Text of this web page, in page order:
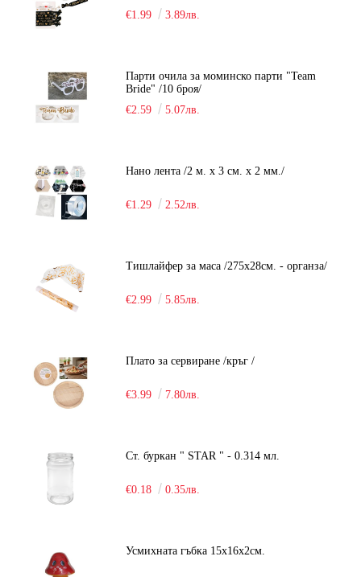
€1.99 3.89лв.
Парти очила за моминско парти "Team
Bride" /10 броя/
€2.59
5.07лв.
Нано лента /2 м. х 3 см. х 2 мм./
€1.29 2.52лв.
Тишлайфер за маса /275х28см. - органза/
€2.99 5.85лв.
Плато за сервиране /кръг /
€3.99 7.80лв.
Ст. буркан " STAR " - 0.314 мл.
€0.18 0.35лв.
Усмихната гъбка 15х16х2см.